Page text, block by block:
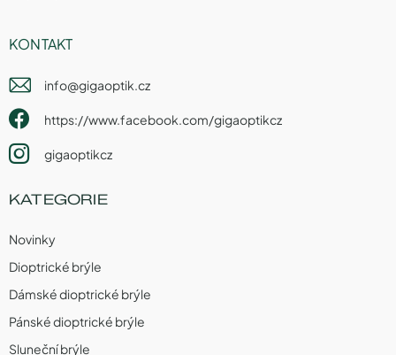
KONTAKT
info@gigaoptik.cz
https://www.facebook.com/gigaoptikcz
gigaoptikcz
KATEGORIE
Novinky
Dioptrické brýle
Dámské dioptrické brýle
Pánské dioptrické brýle
Sluneční brýle